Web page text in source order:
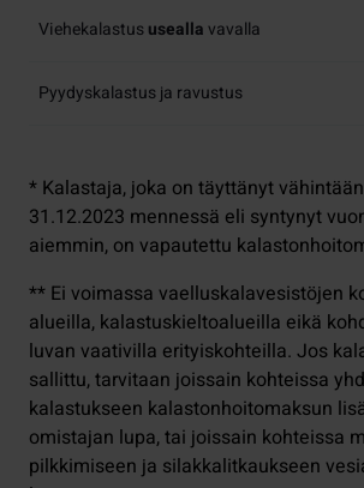
Viehekalastususeallavavalla
Pyydyskalastus ja ravustus
* Kalastaja, joka on täyttänyt
31.12.2023 mennessä eli syntynyt
aiemmin, on vapautettu
** Ei voimassa vaelluskalavesistöjen
alueilla, kalastuskieltoalueilla eikä
luvan vaativilla erityiskohteilla. Jos
sallittu, tarvitaan joissain kohteissa
kalastukseen kalastonhoitomaksun
omistajan lupa, tai joissain kohteissa
pilkkimiseen ja silakkalitkaukseen